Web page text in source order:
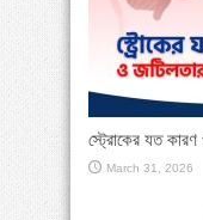
স্ট্রোকের যত কারণ
March 31, 2026